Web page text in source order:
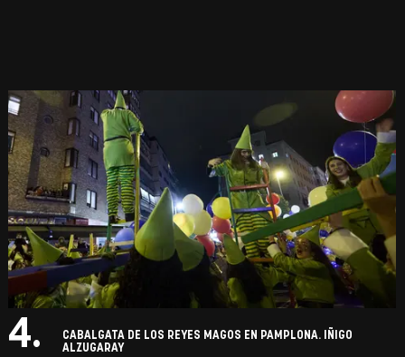
4.
CABALGATA DE LOS REYES MAGOS EN PAMPLONA. IÑIGO
ALZUGARAY